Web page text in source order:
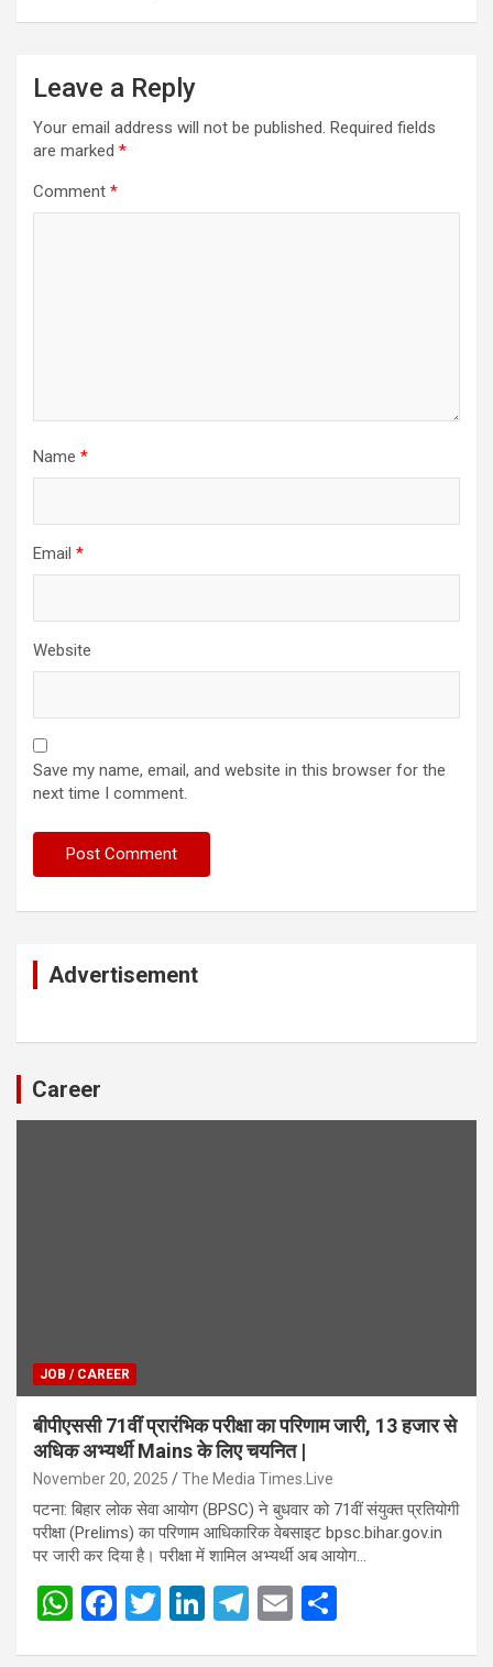
Leave a Reply
Your email address will not be published. Required fields
are marked *
Comment *
Name *
Email *
Website
Save my name, email, and website in this browser for the
next time I comment.
Advertisement
Career
JOB / CAREER
बीपीएससी 71वीं प्रारंभिक परीक्षा का परिणाम जारी, 13 हजार से
अधिक अभ्यर्थी Mains के लिए चयनित |
November 20, 2025 The Media Times.Live
पटना: बिहार लोक सेवा आयोग (BPSC) ने बुधवार को 71वीं संयुक्त प्रतियोगी
परीक्षा (Prelims) का परिणाम आधिकारिक वेबसाइट bpsc.bihar.gov.in
पर जारी कर दिया है। परीक्षा में शामिल अभ्यर्थी अब आयोग…
W F
T
Li
T
E